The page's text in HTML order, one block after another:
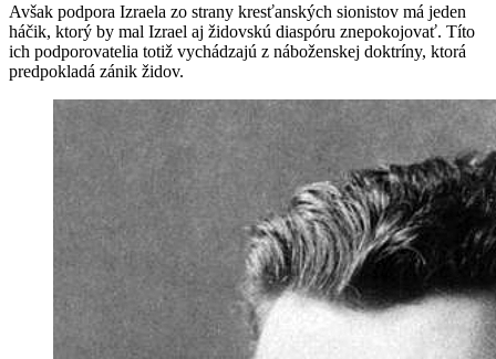
Avšak podpora Izraela zo strany kresťanských sionistov má jeden
háčik, ktorý by mal Izrael aj židovskú diaspóru znepokojovať. Títo
ich podporovatelia totiž vychádzajú z náboženskej doktríny, ktorá
predpokladá zánik židov.